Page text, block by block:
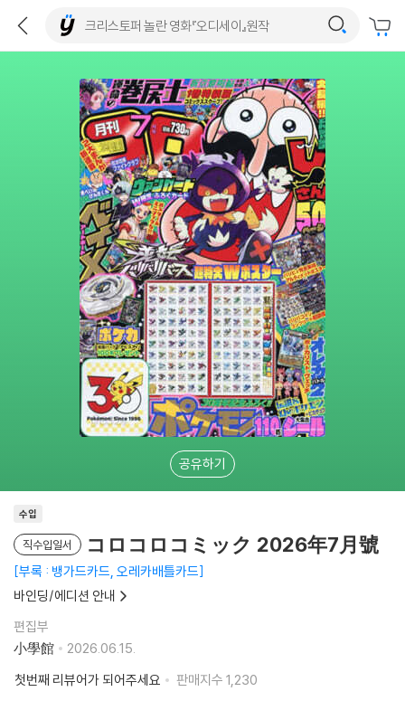
공유하기
수입
직수입일서 コロコロコミック 2026年7月號
부록 : 뱅가드카드, 오레카배틀카드
바인딩/에디션 안내
편집부
小學館
2026.06.15.
첫번째 리뷰어가 되어주세요
판매지수 1,230